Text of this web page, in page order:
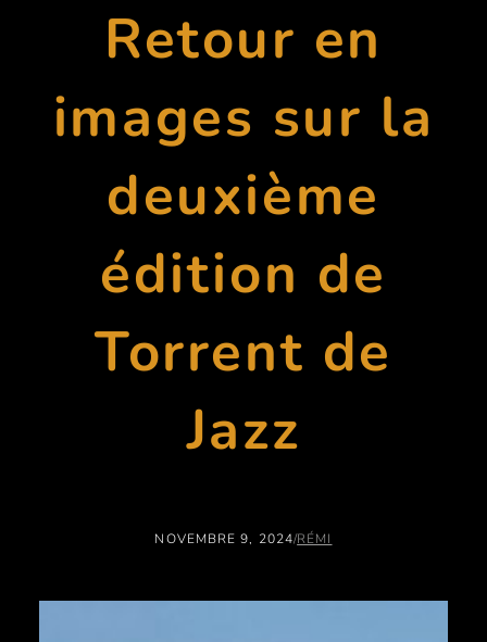
Retour en
images sur la
deuxième
édition de
Torrent de
Jazz
NOVEMBRE 9, 2024/RÉMI